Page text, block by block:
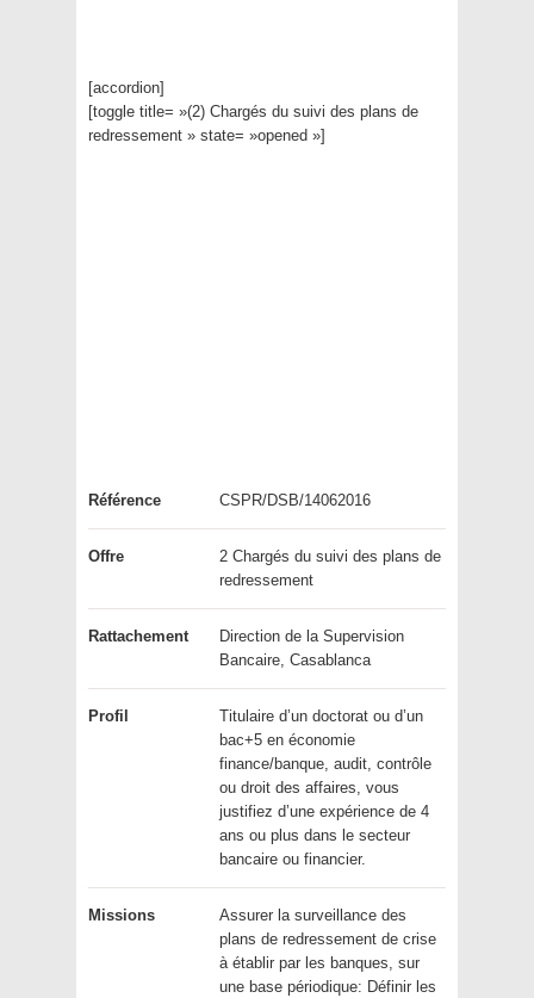
[accordion]
[toggle title= »(2) Chargés du suivi des plans de
redressement » state= »opened »]
Référence CSPR/DSB/14062016
Offre
2 Chargés du suivi des plans de
redressement
Rattachement
Direction de la Supervision
Bancaire, Casablanca
Profil
Titulaire d’un doctorat ou d’un
bac+5 en économie
finance/banque, audit, contrôle
ou droit des affaires, vous
justifiez d’une expérience de 4
ans ou plus dans le secteur
bancaire ou financier.
Missions
Assurer la surveillance des
plans de redressement de crise
à établir par les banques, sur
une base périodique: Définir les